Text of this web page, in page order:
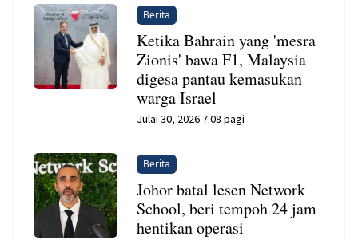
Berita
Ketika Bahrain yang 'mesra
Zionis' bawa F1, Malaysia
digesa pantau kemasukan
warga Israel
Julai 30, 2026 7:08 pagi
Berita
Johor batal lesen Network
School, beri tempoh 24 jam
hentikan operasi